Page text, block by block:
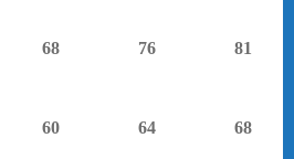
68 76 81
60 64 68